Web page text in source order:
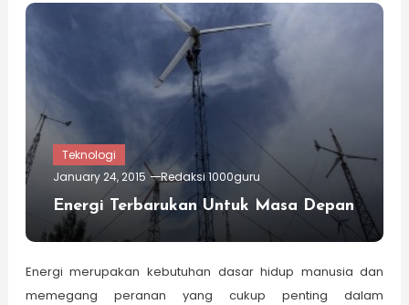
Teknologi
January 24, 2015
Redaksi 1000guru
Energi Terbarukan Untuk Masa Depan
Energi merupakan kebutuhan dasar hidup manusia dan
memegang peranan yang cukup penting dalam